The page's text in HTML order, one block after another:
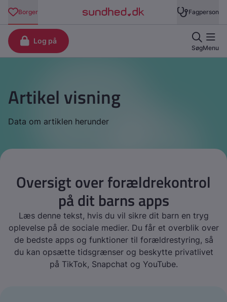
Artikel visning
Data om artiklen herunder
Oversigt over forældrekontrol
på dit barns apps
Læs denne tekst, hvis du vil sikre dit barn en tryg
oplevelse på de sociale medier. Du får et overblik over
de bedste apps og funktioner til forældrestyring, så
du kan opsætte tidsgrænser og beskytte privatlivet
på TikTok, Snapchat og YouTube.